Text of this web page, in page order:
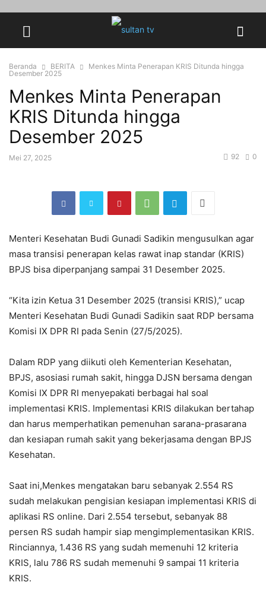
Beranda BERITA
Menkes Minta Penerapan KRIS Ditunda hingga
Desember 2025
Menkes Minta Penerapan
KRIS Ditunda hingga
Desember 2025
Mei 27, 2025 0
92
Menteri Kesehatan Budi Gunadi Sadikin mengusulkan agar
masa transisi penerapan kelas rawat inap standar (KRIS)
BPJS bisa diperpanjang sampai 31 Desember 2025.
“Kita izin Ketua 31 Desember 2025 (transisi KRIS),” ucap
Menteri Kesehatan Budi Gunadi Sadikin saat RDP bersama
Komisi IX DPR RI pada Senin (27/5/2025).
Dalam RDP yang diikuti oleh Kementerian Kesehatan,
BPJS, asosiasi rumah sakit, hingga DJSN bersama dengan
Komisi IX DPR RI menyepakati berbagai hal soal
implementasi KRIS. Implementasi KRIS dilakukan bertahap
dan harus memperhatikan pemenuhan sarana-prasarana
dan kesiapan rumah sakit yang bekerjasama dengan BPJS
Kesehatan.
Saat ini,Menkes mengatakan baru sebanyak 2.554 RS
sudah melakukan pengisian kesiapan implementasi KRIS di
aplikasi RS online. Dari 2.554 tersebut, sebanyak 88
persen RS sudah hampir siap mengimplementasikan KRIS.
Rinciannya, 1.436 RS yang sudah memenuhi 12 kriteria
KRIS, lalu 786 RS sudah memenuhi 9 sampai 11 kriteria
KRIS.